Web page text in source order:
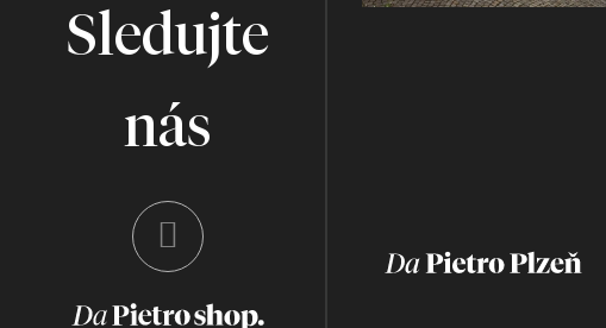
Sledujte
nás